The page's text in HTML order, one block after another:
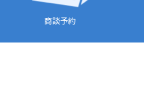
商談予約